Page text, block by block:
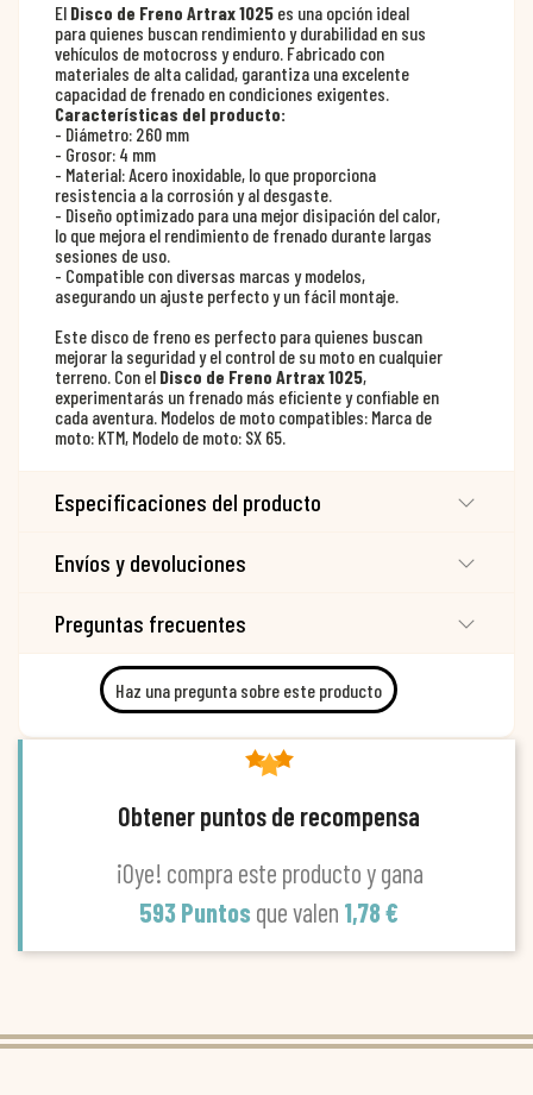
El Disco de Freno Artrax 1025 es una opción ideal
para quienes buscan rendimiento y durabilidad en sus
vehículos de motocross y enduro. Fabricado con
materiales de alta calidad, garantiza una excelente
capacidad de frenado en condiciones exigentes.
Características del producto:
- Diámetro: 260 mm
- Grosor: 4 mm
- Material: Acero inoxidable, lo que proporciona
resistencia a la corrosión y al desgaste.
- Diseño optimizado para una mejor disipación del calor,
lo que mejora el rendimiento de frenado durante largas
sesiones de uso.
- Compatible con diversas marcas y modelos,
asegurando un ajuste perfecto y un fácil montaje.
Este disco de freno es perfecto para quienes buscan
mejorar la seguridad y el control de su moto en cualquier
terreno. Con el Disco de Freno Artrax 1025,
experimentarás un frenado más eficiente y confiable en
cada aventura. Modelos de moto compatibles: Marca de
moto: KTM, Modelo de moto: SX 65.
Especificaciones del producto
Envíos y devoluciones
Preguntas frecuentes
Haz una pregunta sobre este producto
Obtener puntos de recompensa
¡Oye! compra este producto y gana
593 Puntos que valen 1,78 €